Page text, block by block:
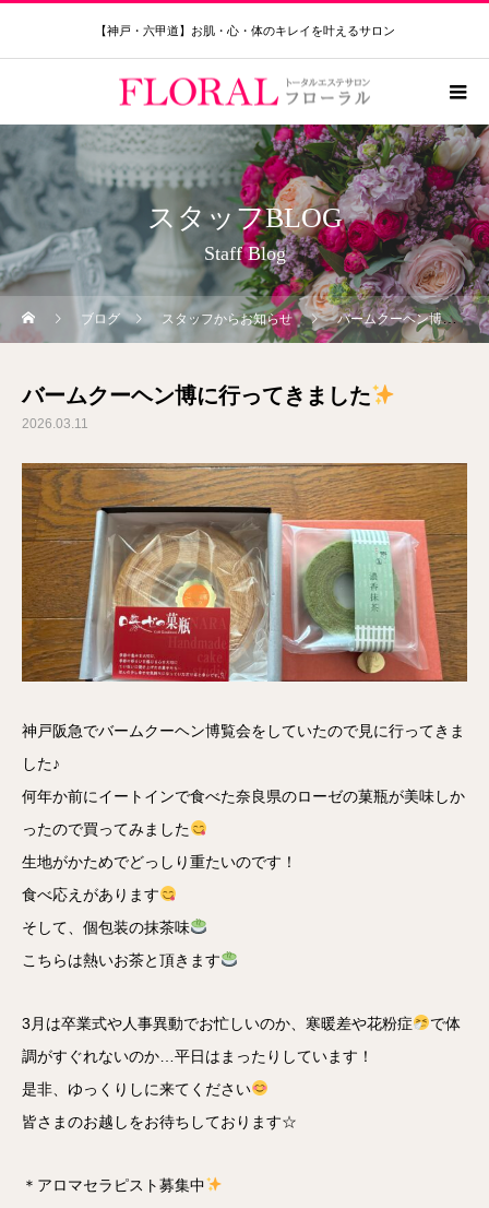
【神戸・六甲道】お肌・心・体のキレイを叶えるサロン
スタッフBLOG
Staff Blog
ブログ スタッフからお知らせ バームクーヘン博に行ってきました
バームクーヘン博に行ってきました
2026.03.11
神戸阪急でバームクーヘン博覧会をしていたので見に行ってきま
した♪
何年か前にイートインで食べた奈良県のローゼの菓瓶が美味しか
ったので買ってみました
生地がかためでどっしり重たいのです！
食べ応えがあります
そして、個包装の抹茶味
こちらは熱いお茶と頂きます
3月は卒業式や人事異動でお忙しいのか、寒暖差や花粉症
で体
調がすぐれないのか…平日はまったりしています！
是非、ゆっくりしに来てください
皆さまのお越しをお待ちしております☆
＊アロマセラピスト募集中